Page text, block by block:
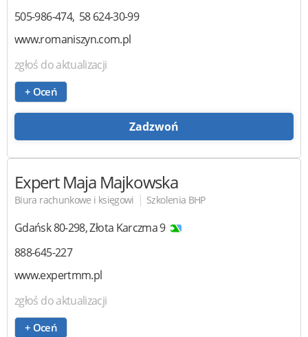
505-986-474 58 624-30-99
www.romaniszyn.com.pl
zgłoś do aktualizacji
+ Oceń
Zadzwoń
Expert Maja Majkowska
Biura rachunkowe i księgowi | Szkolenia BHP
Gdańsk80-298,Złota Karczma 9
888-645-227
www.expertmm.pl
zgłoś do aktualizacji
+ Oceń